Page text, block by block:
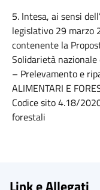
5. Intesa, ai sensi
legislativo 29 marzo
contenente la
Solidarietà
– Prelevamento e
ALIMENTARI E
Codice sito 4.18/
forestali